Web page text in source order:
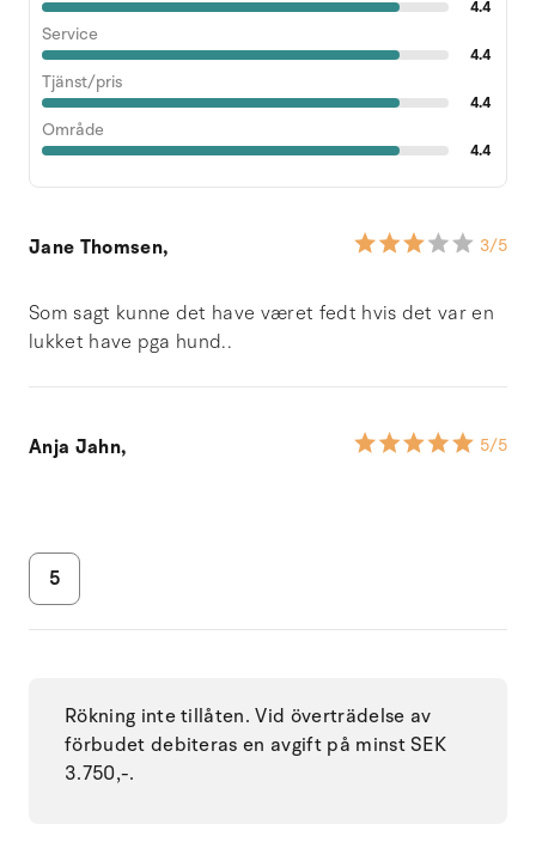
4.4
Service
4.4
Tjänst/pris
4.4
Område
4.4
Jane Thomsen, 3/5
Som sagt kunne det have været fedt hvis det var en
lukket have pga hund..
Anja Jahn, 5/5
5
Rökning inte tillåten. Vid överträdelse av
förbudet debiteras en avgift på minst SEK
3.750,-.